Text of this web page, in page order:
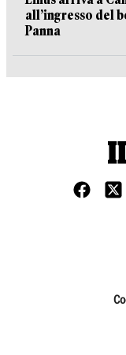
all’ingresso del
Panna